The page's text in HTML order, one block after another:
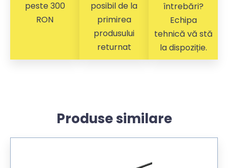
peste 300
RON
posibil de la
primirea
produsului
returnat
întrebări?
Echipa
tehnică vă stă
la dispoziție.
Produse similare